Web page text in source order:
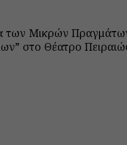
των Μικρών
στο Θέατρο